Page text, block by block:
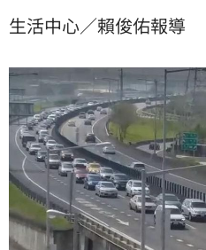
生活中心／賴俊佑報導